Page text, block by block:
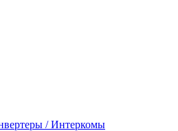
/ Интеркомы